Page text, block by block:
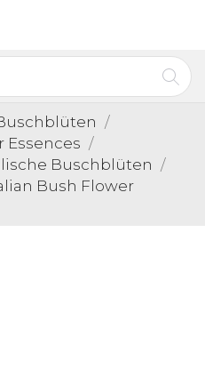
Essences
Buschblüten
Bush Flower